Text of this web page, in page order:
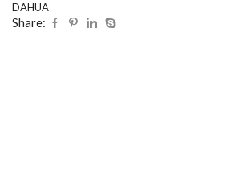
DAHUA
Share: